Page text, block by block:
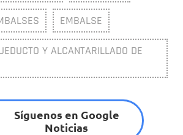
EMBALSE
Y ALCANTARILLADO DE
Síguenos en Google
Noticias